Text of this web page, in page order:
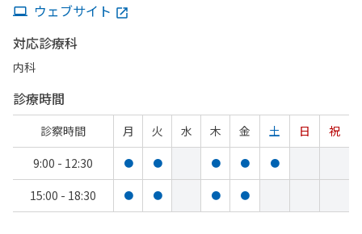
ウェブサイト
対応診療科
内科
診療時間
診察時間 月 火 水 木 金 土 日
祝
9:00 - 12:30
● ● ● ● ●
15:00 - 18:30 ● ● ● ●